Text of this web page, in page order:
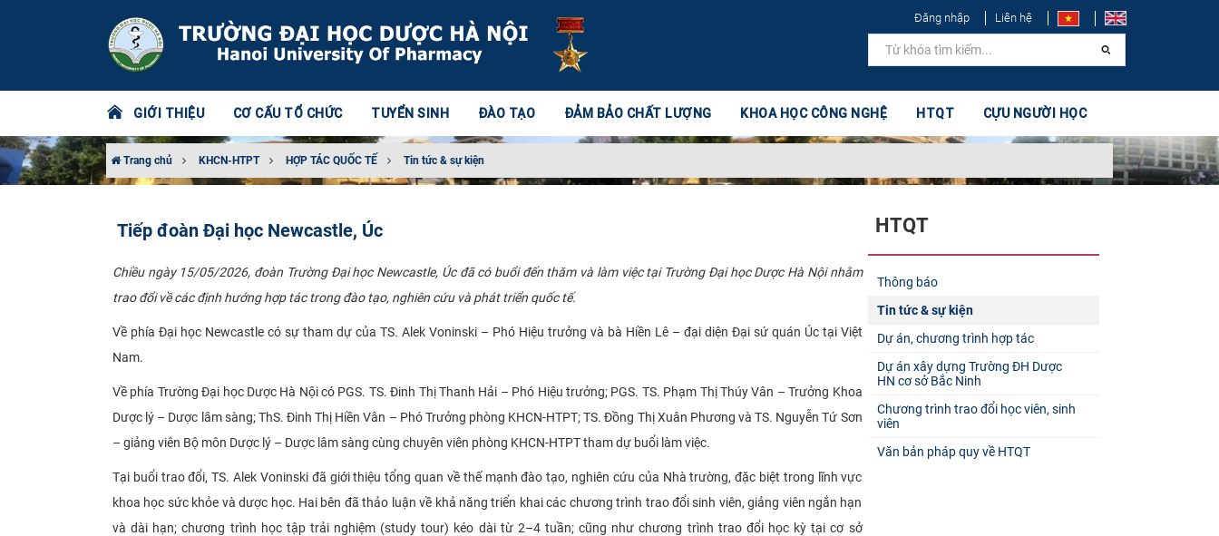
Đăng nhập Liên hệ
GIỚI THIỆU CƠ CẤU TỔ CHỨC TUYỂN SINH ĐÀO TẠO ĐẢM BẢO CHẤT LƯỢNG KHOA HỌC CÔNG NGHỆ HTQT CỰU NGƯỜI HỌC
Trang chủ KHCN-HTPT HỢP TÁC QUỐC TẾ Tin tức & sự kiện
Tiếp đoàn Đại học Newcastle, Úc
Chiều ngày 15/05/2026, đoàn Trường Đại học Newcastle, Úc đã có buổi đến thăm và làm việc tại Trường Đại học Dược Hà Nội nhằm
trao đổi về các định hướng hợp tác trong đào tạo, nghiên cứu và phát triển quốc tế.
Về phía Đại học Newcastle có sự tham dự của TS. Alek Voninski – Phó Hiệu trưởng và bà Hiền Lê – đại diện Đại sứ quán Úc tại Việt
Nam.
Về phía Trường Đại học Dược Hà Nội có PGS. TS. Đinh Thị Thanh Hải – Phó Hiệu trưởng; PGS. TS. Phạm Thị Thúy Vân – Trưởng Khoa
Dược lý – Dược lâm sàng; ThS. Đinh Thị Hiền Vân – Phó Trưởng phòng KHCN-HTPT; TS. Đồng Thị Xuân Phương và TS. Nguyễn Tứ Sơn
– giảng viên Bộ môn Dược lý – Dược lâm sàng cùng chuyên viên phòng KHCN-HTPT tham dự buổi làm việc.
Tại buổi trao đổi, TS. Alek Voninski đã giới thiệu tổng quan về thế mạnh đào tạo, nghiên cứu của Nhà trường, đặc biệt trong lĩnh vực
khoa học sức khỏe và dược học. Hai bên đã thảo luận về khả năng triển khai các chương trình trao đổi sinh viên, giảng viên ngắn hạn
và dài hạn; chương trình học tập trải nghiệm (study tour) kéo dài từ 2–4 tuần; cũng như chương trình trao đổi học kỳ tại cơ sở
HTQT
Thông báo
Tin tức & sự kiện
Dự án, chương trình hợp tác
Dự án xây dựng Trường ĐH Dược
HN cơ sở Bắc Ninh
Chương trình trao đổi học viên, sinh
viên
Văn bản pháp quy về HTQT